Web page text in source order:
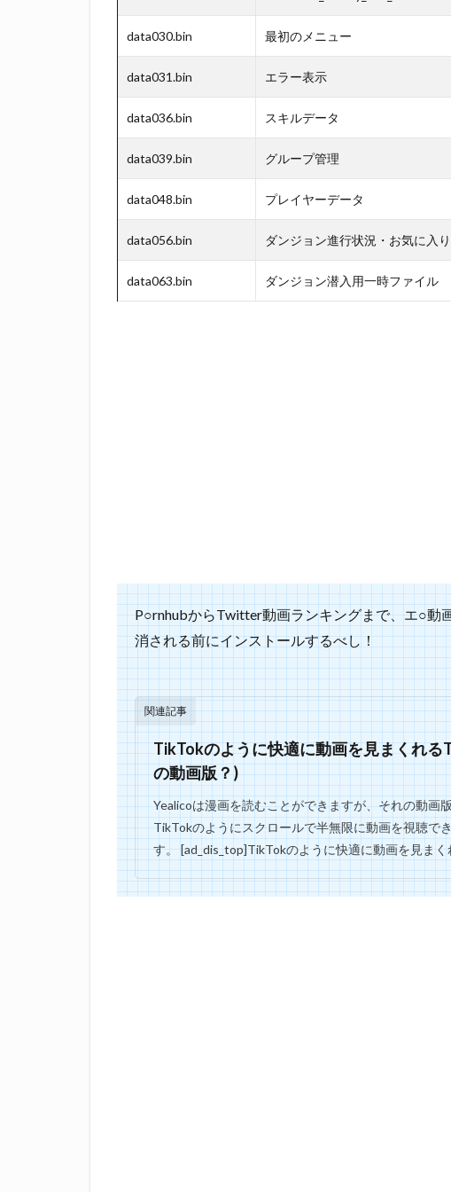
data030.bin 最初のメニュー
data031.bin エラー表示
data036.bin スキルデータ
data039.bin グループ管理
data048.bin プレイヤーデータ
data056.bin ダンジョン進行状況・お気に入
data063.bin ダンジョン潜入用一時ファイル
P○rnhubからTwitter動画ランキングまで、エ○動
消される前にインストールするべし！
関連記事
TikTokのように快適に動画を見まくれ
の動画版？)
Yealicoは漫画を読むことができますが、それの動画
TikTokのようにスクロールで半無限に動画を視聴で
す。 [ad_dis_top]TikTokのように快適に動画を見ま